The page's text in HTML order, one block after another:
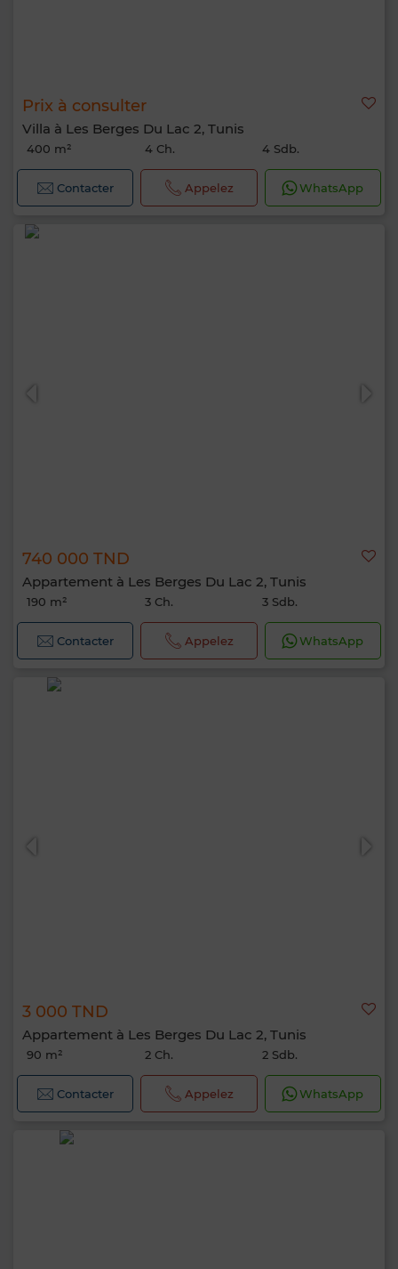
Prix à consulter
Villa à Les Berges Du Lac 2, Tunis
400 m² 4 Ch. 4 Sdb.
Contacter Appelez WhatsApp
740 000 TND
Appartement à Les Berges Du Lac 2, Tunis
190 m² 3 Ch. 3 Sdb.
Contacter Appelez WhatsApp
3 000 TND
Appartement à Les Berges Du Lac 2, Tunis
90 m² 2 Ch. 2 Sdb.
Contacter Appelez WhatsApp